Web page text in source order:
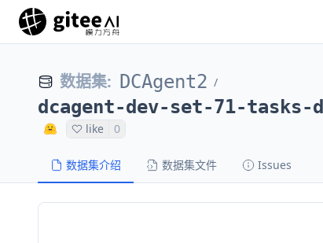
数据集: DCAgent2 /
dcagent-dev-set-71-tasks-
like 0
数据集介绍 数据集文件 Issues